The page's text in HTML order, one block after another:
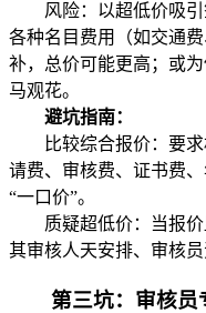
风险：以超低价吸引
各种名目费用（如交通
补，总价可能更高；或
马观花。
避坑指南：
比较综合报价：要求
请费、审核费、证书费
“一口价”。
质疑超低价：当报价
其审核人天安排、审核
第三坑：审核员